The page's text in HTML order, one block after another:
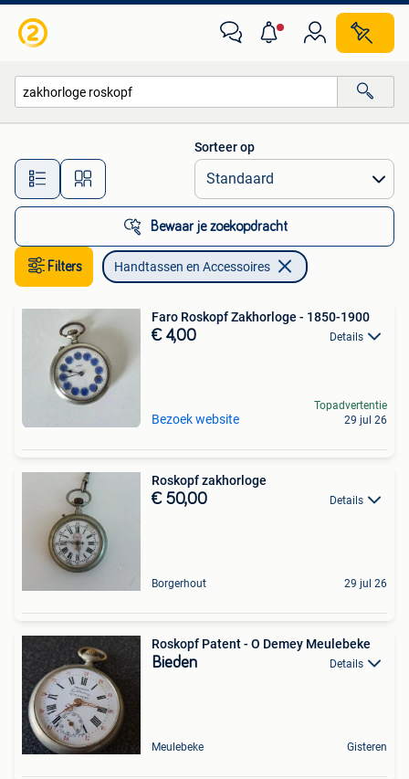
Alle afstanden…
Sorteer op
Bewaar je zoekopdracht
Filters Handtassen en Accessoires
Faro Roskopf Zakhorloge - 1850-1900
€ 4,00 Details
Bezoek website
Topadvertentie
29 jul 26
Roskopf zakhorloge
€ 50,00 Details
Borgerhout 29 jul 26
Roskopf Patent - O Demey Meulebeke
Bieden Details
Meulebeke Gisteren